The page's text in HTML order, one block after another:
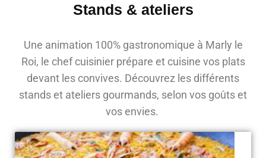
Stands & ateliers
Une animation 100% gastronomique à Marly le
Roi, le chef cuisinier prépare et cuisine vos plats
devant les convives. Découvrez les différents
stands et ateliers gourmands, selon vos goûts et
vos envies.